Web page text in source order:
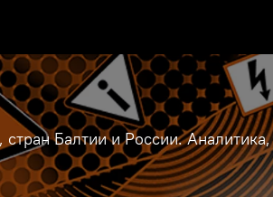
Балтии и России. Аналитика,